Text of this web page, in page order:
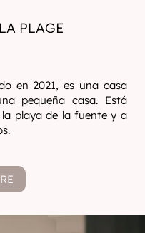
PLAGE
en 2021, es una casa
pequeña casa. Está
playa de la fuente y a